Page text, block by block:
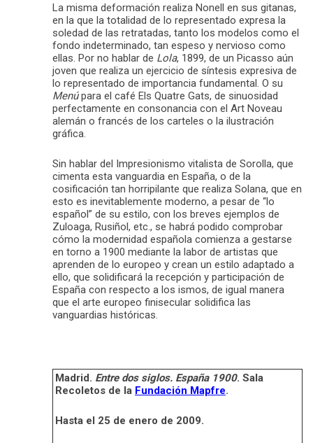
La misma deformación realiza Nonell en sus gitanas,
en la que la totalidad de lo representado expresa la
soledad de las retratadas, tanto los modelos como el
fondo indeterminado, tan espeso y nervioso como
ellas. Por no hablar de Lola, 1899, de un Picasso aún
joven que realiza un ejercicio de síntesis expresiva de
lo representado de importancia fundamental. O su
Menúpara el café Els Quatre Gats, de sinuosidad
perfectamente en consonancia con el Art Noveau
alemán o francés de los carteles o la ilustración
gráfica.
Sin hablar del Impresionismo vitalista de Sorolla, que
cimenta esta vanguardia en España, o de la
cosificación tan horripilante que realiza Solana, que en
esto es inevitablemente moderno, a pesar de “lo
español” de su estilo, con los breves ejemplos de
Zuloaga, Rusiñol, etc., se habrá podido comprobar
cómo la modernidad española comienza a gestarse
en torno a 1900 mediante la labor de artistas que
aprenden de lo europeo y crean un estilo adaptado a
ello, que solidificará la recepción y participación de
España con respecto a los ismos, de igual manera
que el arte europeo finisecular solidifica las
vanguardias históricas.
Madrid. Entre dos siglos. España 1900. Sala
Recoletos de la Fundación Mapfre.
Hasta el 25 de enero de 2009.